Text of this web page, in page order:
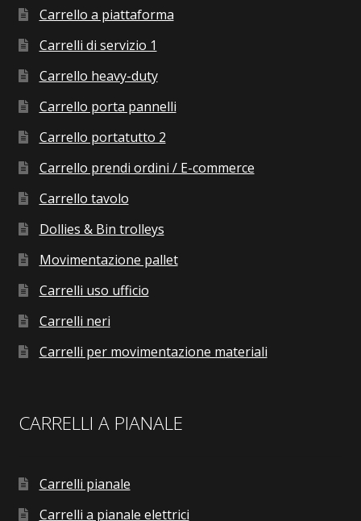
Carrello a piattaforma
Carrelli di servizio 1
Carrello heavy-duty
Carrello porta pannelli
Carrello portatutto 2
Carrello prendi ordini / E-commerce
Carrello tavolo
Dollies & Bin trolleys
Movimentazione pallet
Carrelli uso ufficio
Carrelli neri
Carrelli per movimentazione materiali
CARRELLI A PIANALE
Carrelli pianale
Carrelli a pianale elettrici